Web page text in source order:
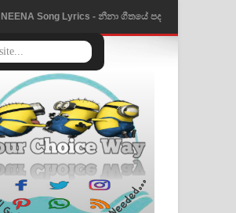
NEENA Song Lyrics - නීනා ගීතයේ පද
පෙළ
Ahimi Wimai Himi Song Lyrics - අහිමි
විමයි හිමි ගීතයේ පද පෙළ
Mathaka Parana Song Lyrics - මතක
පාරනා ගීතයේ පද පෙළ
Nimnadhen Song Lyrics - නිම්නාදෙන්
ගීතයේ පද පෙළ